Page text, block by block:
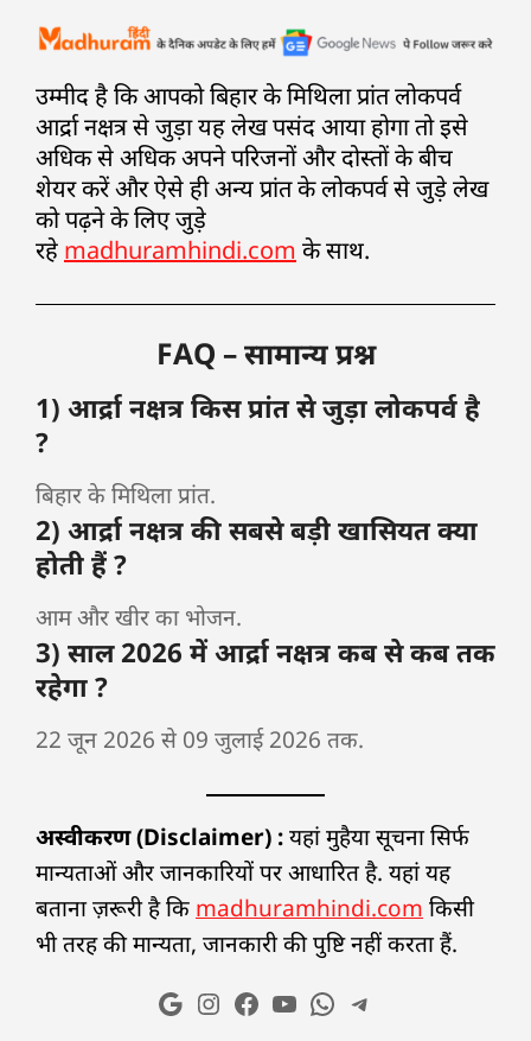
उम्मीद है कि आपको बिहार के मिथिला प्रांत लोकपर्व
आर्द्रा नक्षत्र से जुड़ा यह लेख पसंद आया होगा तो इसे
अधिक से अधिक अपने परिजनों और दोस्तों के बीच
शेयर करें और ऐसे ही अन्य प्रांत के लोकपर्व से जुड़े लेख
को पढ़ने के लिए जुड़े
रहे madhuramhindi.com के साथ.
FAQ – सामान्य प्रश्न
1) आर्द्रा नक्षत्र किस प्रांत से जुड़ा लोकपर्व है
?
बिहार के मिथिला प्रांत.
2) आर्द्रा नक्षत्र की सबसे बड़ी खासियत क्या
होती हैं ?
आम और खीर का भोजन.
3) साल 2026 में आर्द्रा नक्षत्र कब से कब तक
रहेगा ?
22 जून 2026 से 09 जुलाई 2026 तक.
अस्वीकरण (Disclaimer) :यहां मुहैया सूचना सिर्फ
मान्यताओं और जानकारियों पर आधारित है. यहां यह
बताना ज़रूरी है कि madhuramhindi.com किसी
भी तरह की मान्यता, जानकारी की पुष्टि नहीं करता हैं.